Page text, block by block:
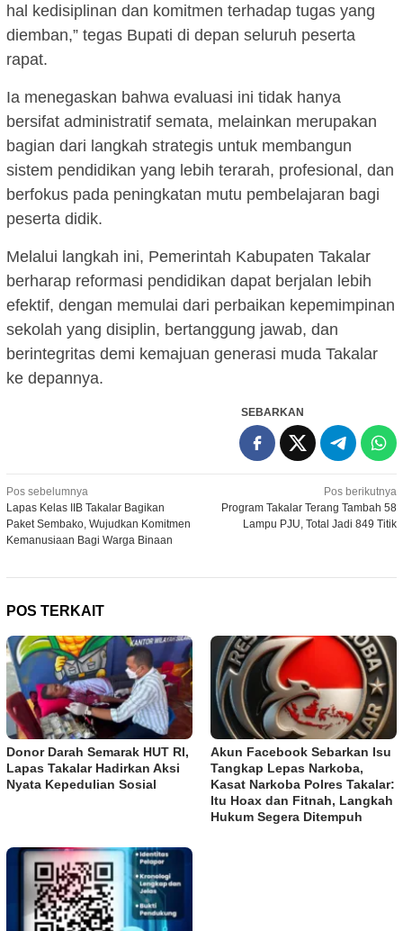
hal kedisiplinan dan komitmen terhadap tugas yang
diemban,” tegas Bupati di depan seluruh peserta
rapat.
Ia menegaskan bahwa evaluasi ini tidak hanya
bersifat administratif semata, melainkan merupakan
bagian dari langkah strategis untuk membangun
sistem pendidikan yang lebih terarah, profesional, dan
berfokus pada peningkatan mutu pembelajaran bagi
peserta didik.
Melalui langkah ini, Pemerintah Kabupaten Takalar
berharap reformasi pendidikan dapat berjalan lebih
efektif, dengan memulai dari perbaikan kepemimpinan
sekolah yang disiplin, bertanggung jawab, dan
berintegritas demi kemajuan generasi muda Takalar
ke depannya.
SEBARKAN
Navigasi
pos
Pos sebelumnya
Lapas Kelas IIB Takalar Bagikan
Paket Sembako, Wujudkan Komitmen
Kemanusiaan Bagi Warga Binaan
Pos berikutnya
Program Takalar Terang Tambah 58
Lampu PJU, Total Jadi 849 Titik
POS TERKAIT
Donor Darah Semarak HUT RI,
Lapas Takalar Hadirkan Aksi
Nyata Kepedulian Sosial
Akun Facebook Sebarkan Isu
Tangkap Lepas Narkoba,
Kasat Narkoba Polres Takalar:
Itu Hoax dan Fitnah, Langkah
Hukum Segera Ditempuh